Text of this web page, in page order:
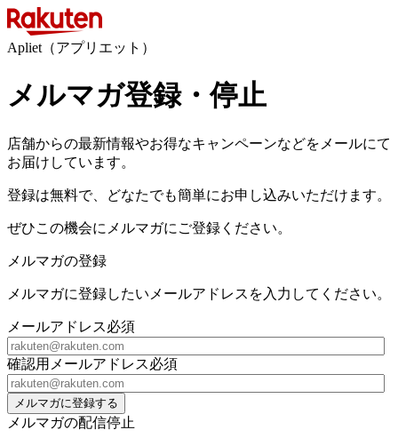
Apliet（アプリエット）
メルマガ登録・停止
店舗からの最新情報やお得なキャンペーンなどをメールにて
お届けしています。
登録は無料で、どなたでも簡単にお申し込みいただけます。
ぜひこの機会にメルマガにご登録ください。
メルマガの登録
メルマガに登録したいメールアドレスを入力してください。
メールアドレス必須
確認用メールアドレス必須
メルマガに登録する
メルマガの配信停止